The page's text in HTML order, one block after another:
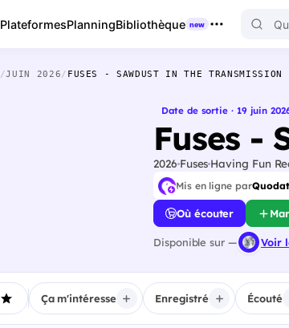
PlateformesPlanningBibliothèque new
/JUIN 2026/ FUSES - SAWDUST IN THE TRANSMISSION
Date de sortie · 19 juin
Fuses -
2026 Fuses Having Fun
Mis en ligne parQuodat
Où écouter
Disponible sur — Voir
Ça m'intéresse Enregistré Écouté